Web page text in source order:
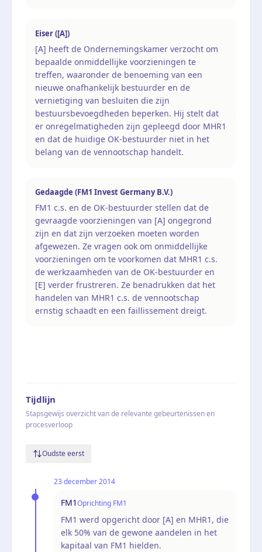
Eiser ([A])
[A] heeft de Ondernemingskamer verzocht om
bepaalde onmiddellijke voorzieningen te
treffen, waaronder de benoeming van een
nieuwe onafhankelijk bestuurder en de
vernietiging van besluiten die zijn
bestuursbevoegdheden beperken. Hij stelt dat
er onregelmatigheden zijn gepleegd door MHR1
en dat de huidige OK-bestuurder niet in het
belang van de vennootschap handelt.
Gedaagde (FM1 Invest Germany B.V.)
FM1 c.s. en de OK-bestuurder stellen dat de
gevraagde voorzieningen van [A] ongegrond
zijn en dat zijn verzoeken moeten worden
afgewezen. Ze vragen ook om onmiddellijke
voorzieningen om te voorkomen dat MHR1 c.s.
de werkzaamheden van de OK-bestuurder en
[E] verder frustreren. Ze benadrukken dat het
handelen van MHR1 c.s. de vennootschap
ernstig schaadt en een faillissement dreigt.
Tijdlijn
Stapsgewijs overzicht van de relevante gebeurtenissen en
procesverloop
Oudste eerst
23 december 2014
FM1Oprichting FM1
FM1 werd opgericht door [A] en MHR1, die
elk 50% van de gewone aandelen in het
kapitaal van FM1 hielden.